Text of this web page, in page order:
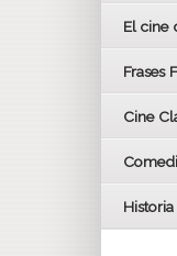
El cine
Frases
Cine